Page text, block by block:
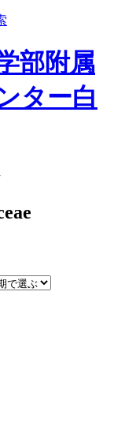
部附属
ター白